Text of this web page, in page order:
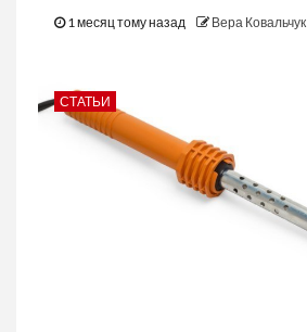
1 месяц тому назад Вера Ковальчук
СТАТЬИ